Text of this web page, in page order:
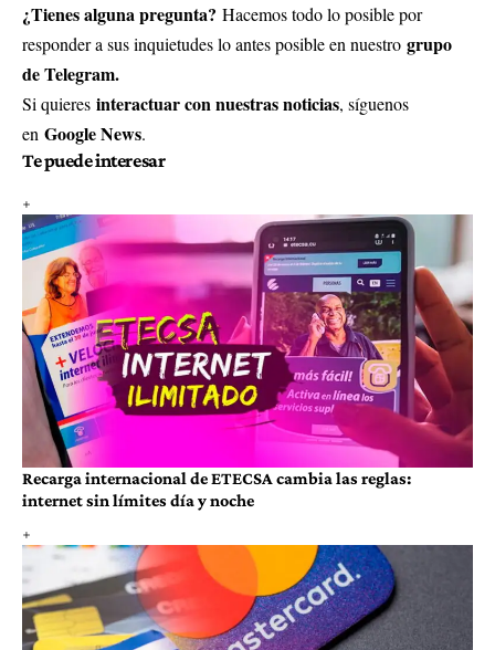
¿Tienes alguna pregunta? Hacemos todo lo posible por
responder a sus inquietudes lo antes posible en nuestro grupo
de Telegram.
Si quieres interactuar con nuestras noticias, síguenos
en Google News.
Te puede interesar
Recarga internacional de ETECSA cambia las reglas:
internet sin límites día y noche